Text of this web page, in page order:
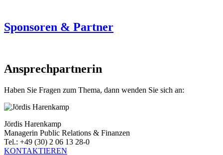
Sponsoren & Partner
Ansprechpartnerin
Haben Sie Fragen zum Thema, dann wenden Sie sich an:
Jördis Harenkamp
Managerin Public Relations & Finanzen
Tel.: +49 (30) 2 06 13 28-0
KONTAKTIEREN